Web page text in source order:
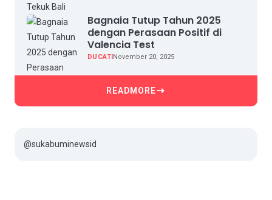
Bagnaia Tutup Tahun 2025
dengan Perasaan Positif di
Valencia Test
DUCATINovember 20, 2025
READMORE
@sukabuminewsid